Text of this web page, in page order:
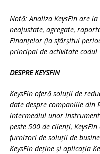
Notă: Analiza KeysFin are
neajustate, agregate,
Finanțelor (la sfârșitul
principal de activitate codul
DESPRE KEYSFIN
KeysFin oferă soluții de
date despre companiile din
intermediul unor
peste 500 de clienți,
furnizori de soluții de
KeysFin deţine şi aplicaţia